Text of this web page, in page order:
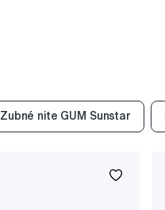
Zubné nite GUM Sunstar